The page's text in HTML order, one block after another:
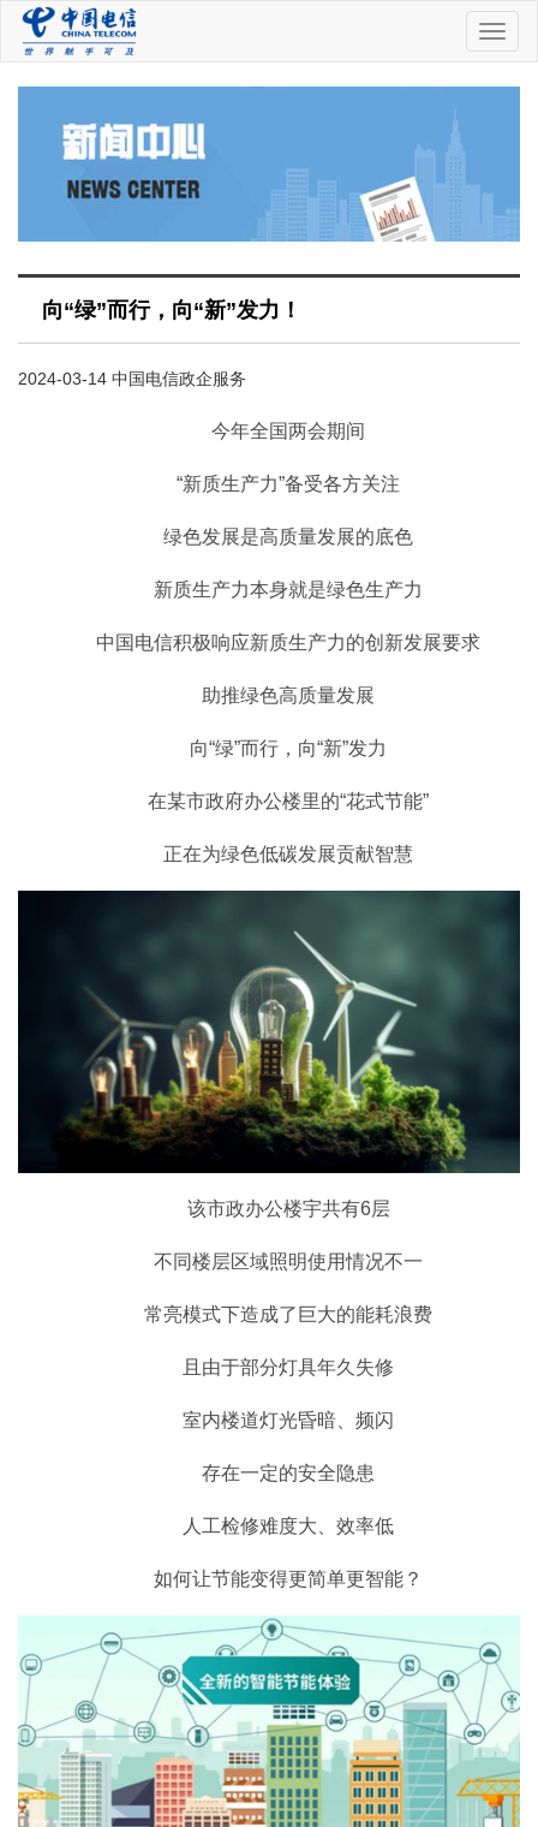
中
国
向“绿”而行，向“新”发力！
2024-03-14 中国电信政企服务
今年全国两会期间
“新质生产力”备受各方关注
绿色发展是高质量发展的底色
新质生产力本身就是绿色生产力
中国电信积极响应新质生产力的创新发展要求
助推绿色高质量发展
向“绿”而行，向“新”发力
在某市政府办公楼里的“花式节能”
正在为绿色低碳发展贡献智慧
该市政办公楼宇共有6层
不同楼层区域照明使用情况不一
常亮模式下造成了巨大的能耗浪费
且由于部分灯具年久失修
室内楼道灯光昏暗、频闪
存在一定的安全隐患
人工检修难度大、效率低
如何让节能变得更简单更智能？